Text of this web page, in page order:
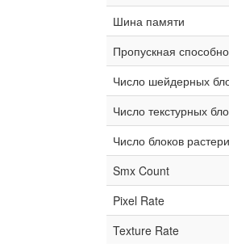
Шина памяти
Пропускная
Число шейдерных
Число текстурных
Число блоков
Smx Count
Pixel Rate
Texture Rate